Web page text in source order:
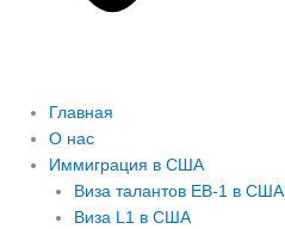
Главная
О нас
Иммиграция в США
Виза талантов EB-1 в США
Виза L1 в США